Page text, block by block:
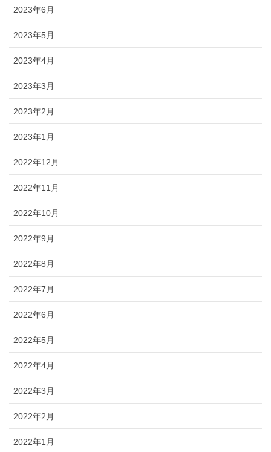
2023年6月
2023年5月
2023年4月
2023年3月
2023年2月
2023年1月
2022年12月
2022年11月
2022年10月
2022年9月
2022年8月
2022年7月
2022年6月
2022年5月
2022年4月
2022年3月
2022年2月
2022年1月